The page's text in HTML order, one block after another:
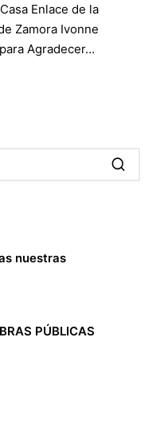
Enlace de la
Zamora Ivonne
Agradecer…
nuestras
PÚBLICAS